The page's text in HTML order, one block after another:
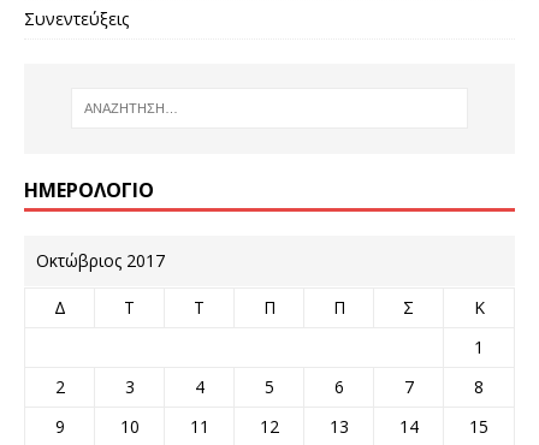
Συνεντεύξεις
ΗΜΕΡΟΛΌΓΙΟ
Οκτώβριος 2017
Δ Τ Τ Π Π Σ
Κ
1
2
3 4 5 6 7
8
9
10 11 12 13 14
15